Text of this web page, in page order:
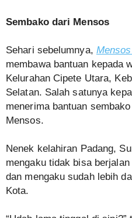
Sembako dari Mensos
Sehari sebelumnya,
membawa bantuan kepada
Kelurahan Cipete Utara,
Selatan. Salah satunya
menerima bantuan
Mensos.
Nenek kelahiran Padang,
mengaku tidak bisa
dan mengaku sudah lebih
Kota.